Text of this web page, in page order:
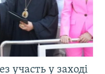
участь у заході